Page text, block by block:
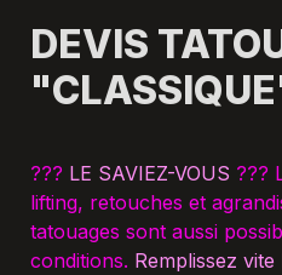
DEVIS
??? LE SAVIEZ-VOUS ???
lifting, retouches et
tatouages sont aussi
conditions. Remplissez